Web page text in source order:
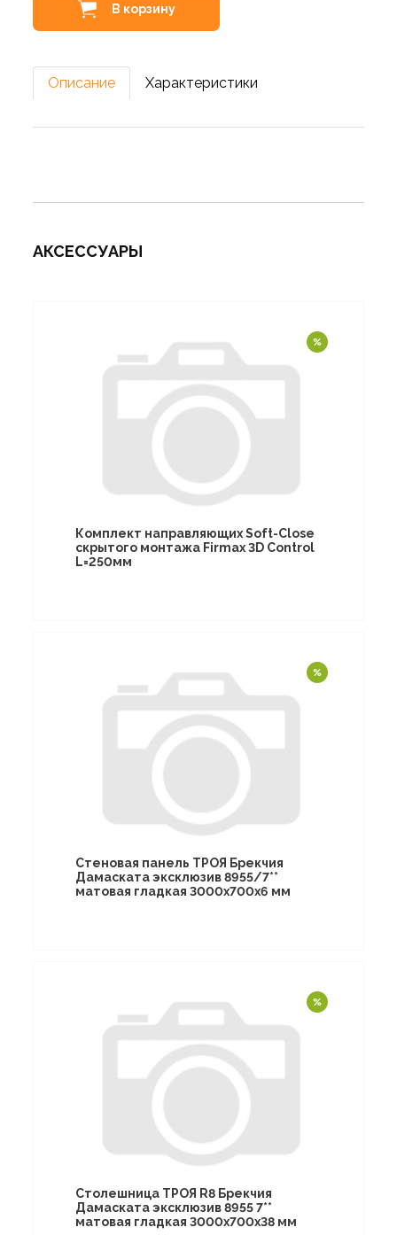
В корзину
Описание Характеристики
АКСЕССУАРЫ
Комплект направляющих Soft-Close
скрытого монтажа Firmax 3D Control
L=250мм
Стеновая панель ТРОЯ Брекчия
Дамаската эксклюзив 8955/7**
матовая гладкая 3000х700х6 мм
Столешница ТРОЯ R8 Брекчия
Дамаската эксклюзив 8955 7**
матовая гладкая 3000х700х38 мм